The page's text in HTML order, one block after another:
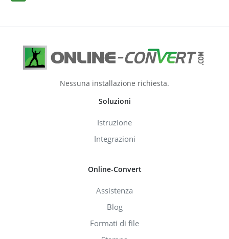
Nessuna installazione richiesta.
Soluzioni
Istruzione
Integrazioni
Online-Convert
Assistenza
Blog
Formati di file